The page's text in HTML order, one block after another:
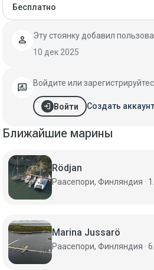
Бесплатно
person Эту стоянку добавил
10 дек 2025
rate_review Войдите или
login Войти Создать аккаунт
Ближайшие марины
Rödjan
Marina Jussarö